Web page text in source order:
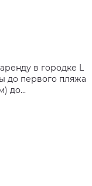
в городке L
до первого пляжа
до...